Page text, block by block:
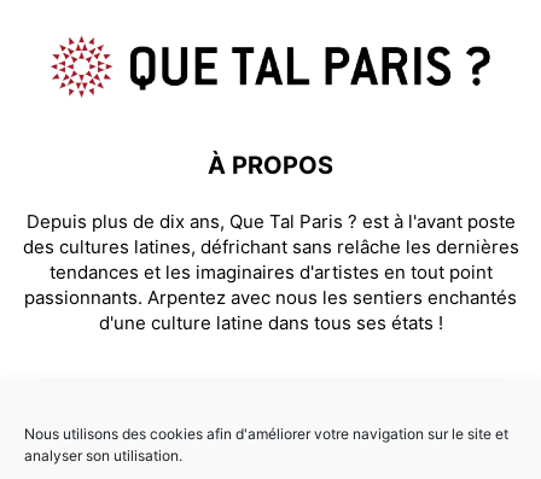
À PROPOS
Depuis plus de dix ans, Que Tal Paris ? est à l'avant poste
des cultures latines, défrichant sans relâche les dernières
tendances et les imaginaires d'artistes en tout point
passionnants. Arpentez avec nous les sentiers enchantés
d'une culture latine dans tous ses états !
Facebook
Nous utilisons des cookies afin d'améliorer votre navigation sur le site et
analyser son utilisation.